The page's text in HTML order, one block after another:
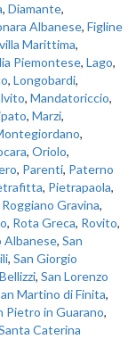
, Diamante,
Albanese, Figline
Marittima,
Piemontese, Lago,
, Longobardi,
, Mandatoriccio,
, Marzi,
,
, Oriolo,
, Parenti, Paterno
, Pietrapaola,
Roggiano Gravina,
, Rota Greca, Rovito,
Albanese, San
, San Giorgio
, San Lorenzo
Martino di Finita,
Pietro in Guarano,
Caterina